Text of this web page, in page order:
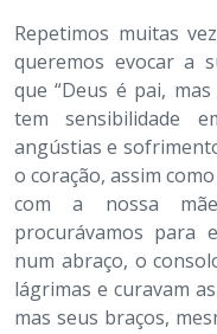
Repetimos muitas
queremos evocar a
que “Deus é pai,
tem sensibilidade
angústias e
o coração, assim
com a nossa
procurávamos para
num abraço, o
lágrimas e curavam
mas seus braços,